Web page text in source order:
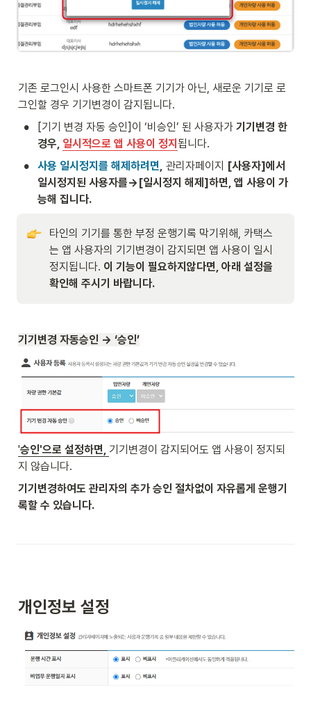
기존 로그인시 사용한 스마트폰 기기가 아닌, 새로운 기기로 로
그인할 경우 기기변경이 감지됩니다.
• [기기 변경 자동 승인]이 ‘비승인’ 된 사용자가 기기변경 한
경우, 일시적으로 앱 사용이 정지 됩니다.
• 사용 일시정지를 해제하려면, 관리자페이지 [사용자]에서
일시정지된 사용자를→[일시정지 해제]하면, 앱 사용이 가
능해 집니다.
타인의 기기를 통한 부정 운행기록 막기위해, 카택스
는 앱 사용자의 기기변경이 감지되면 앱 사용이 일시
정지됩니다. 이 기능이 필요하지않다면, 아래 설정을
확인해 주시기 바랍니다.
기기변경 자동승인 → ‘승인’
'승인'으로 설정하면, 기기변경이 감지되어도 앱 사용이 정지되
지 않습니다.
기기변경하여도 관리자의 추가 승인 절차없이 자유롭게 운행기
록할 수 있습니다.
개인정보 설정